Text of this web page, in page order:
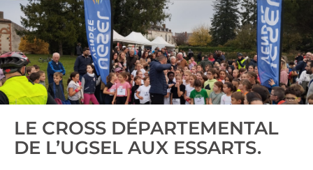
LE CROSS DÉPARTEMENTAL
DE L’UGSEL AUX ESSARTS.